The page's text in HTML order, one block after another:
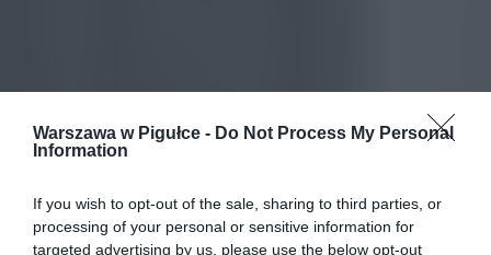
Warszawa w Pigułce - Do Not Process My Personal
Information
If you wish to opt-out of the sale, sharing to third parties, or
processing of your personal or sensitive information for
targeted advertising by us, please use the below opt-out